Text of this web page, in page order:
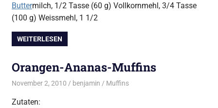
Buttermilch, 1/2 Tasse (60 g) Vollkornmehl, 3/4 Tasse
(100 g) Weissmehl, 1 1/2
WEITERLESEN
Orangen-Ananas-Muffins
November 2, 2010 benjamin Muffins
Zutaten: